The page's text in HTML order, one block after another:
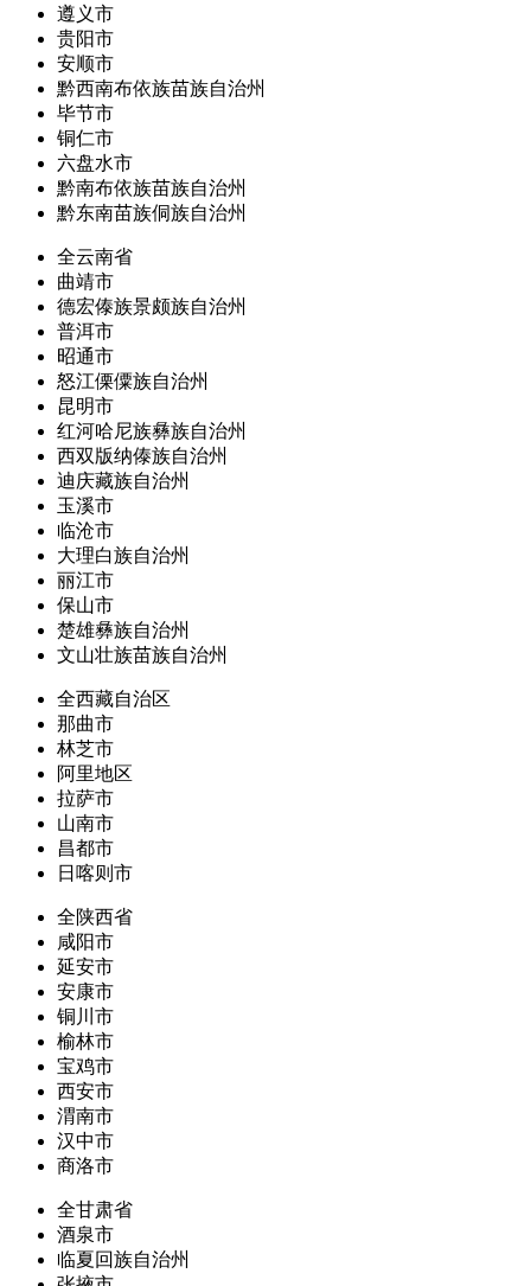
遵义市
贵阳市
安顺市
黔西南布依族苗族自治州
毕节市
铜仁市
六盘水市
黔南布依族苗族自治州
黔东南苗族侗族自治州
全云南省
曲靖市
德宏傣族景颇族自治州
普洱市
昭通市
怒江傈僳族自治州
昆明市
红河哈尼族彝族自治州
西双版纳傣族自治州
迪庆藏族自治州
玉溪市
临沧市
大理白族自治州
丽江市
保山市
楚雄彝族自治州
文山壮族苗族自治州
全西藏自治区
那曲市
林芝市
阿里地区
拉萨市
山南市
昌都市
日喀则市
全陕西省
咸阳市
延安市
安康市
铜川市
榆林市
宝鸡市
西安市
渭南市
汉中市
商洛市
全甘肃省
酒泉市
临夏回族自治州